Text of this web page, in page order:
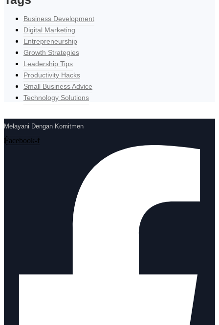
Business Development
Digital Marketing
Entrepreneurship
Growth Strategies
Leadership Tips
Productivity Hacks
Small Business Advice
Technology Solutions
Melayani Dengan Komitmen
Facebook-f